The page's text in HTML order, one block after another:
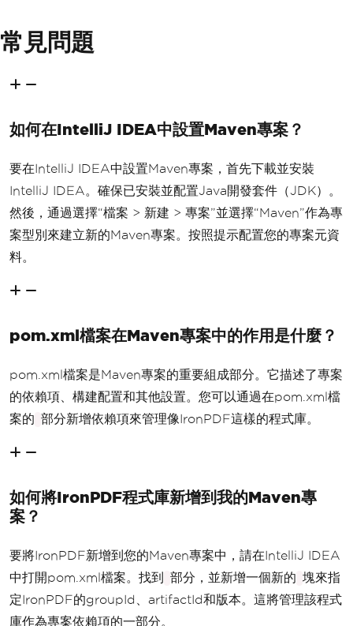
常見問題
如何在IntelliJ IDEA中設置Maven專案？
要在IntelliJ IDEA中設置Maven專案，首先下載並安裝
IntelliJ IDEA。確保已安裝並配置Java開發套件（JDK）。
然後，通過選擇“檔案 > 新建 > 專案”並選擇“Maven”作為專
案型別來建立新的Maven專案。按照提示配置您的專案元資
料。
pom.xml檔案在Maven專案中的作用是什麼？
pom.xml檔案是Maven專案的重要組成部分。它描述了專案
的依賴項、構建配置和其他設置。您可以通過在pom.xml檔
案的 部分新增依賴項來管理像IronPDF這樣的程式庫。
如何將IronPDF程式庫新增到我的Maven專
案？
要將IronPDF新增到您的Maven專案中，請在IntelliJ IDEA
中打開pom.xml檔案。找到
部分，並新增一個新的 塊來指
定IronPDF的groupId、artifactId和版本。這將管理該程式
庫作為專案依賴項的一部分。